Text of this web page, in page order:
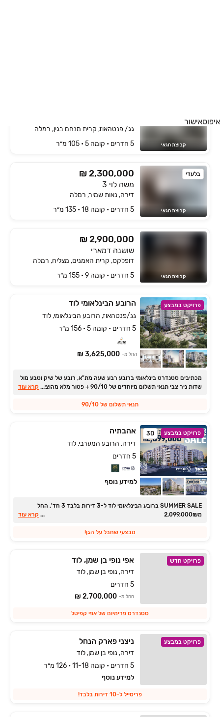
איפוסאישור
קבוצת חגאי
גג/ פנטהאוז, קרית מנחם בגין, רמלה
5 חדרים • קומה ‎5‏ • 105 מ״ר
בלעדי
קבוצת חגאי
₪ 2,300,000
משה לוי 3
דירה, נאות שמיר, רמלה
5 חדרים • קומה ‎18‏ • 135 מ״ר
קבוצת חגאי
₪ 2,900,000
שושנה דמארי
דופלקס, קרית האמנים, מצליח, רמלה
5 חדרים • קומה ‎9‏ • 155 מ״ר
פרויקט במבצע הרובע הבינלאומי לוד
גג/פנטהאוז, הרובע הבינלאומי, לוד
5 חדרים • קומה 5 • 156 מ״ר
החל מ- 3,625,000 ₪
מכתיבים סטנדרט בינלאומי ברובע רבע שעה מת"א, רובע של שיק וטבע מול
שדות ניר צבי תנאי תשלום מיוחדים של ‏10/‏90 + פטור מלא מהוצאות
... קרא עוד
תנאי תשלום של ‏10/‏90
פרויקט במבצע 3D אהבתיה
דירה, הרובע המערבי, לוד
5 חדרים
למידע נוסף
SUMMER SALE ברובע הבינלאומי לוד ל‏-3 דירות בלבד ‏3 חד', החל
מ‏₪‏2,099,000
... קרא עוד
מבצעי שחבל על הגן!
פרויקט חדש אפי נופי בן שמן, לוד
דירה, נופי בן שמן, לוד
5 חדרים
החל מ- 2,700,000 ₪
סטנדרט פרימיום של אפי קפיטל
פרויקט במבצע ניצני פארק הנחל
דירה, נופי בן שמן, לוד
5 חדרים • קומה 11-18 • 126 מ״ר
למידע נוסף
פריסייל ל-10 דירות בלבד!